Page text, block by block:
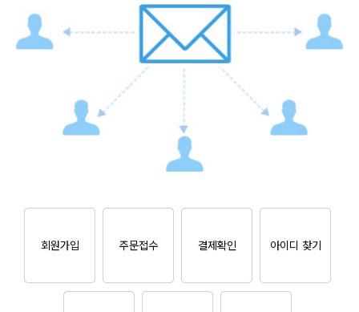
회원가입 주문접수 결제확인 아이디 찾기